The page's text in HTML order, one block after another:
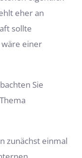
eher an
sollte
einer
Sie
zunächst einmal